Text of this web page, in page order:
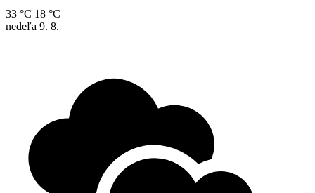
33 °C 18 °C
nedeľa 9. 8.